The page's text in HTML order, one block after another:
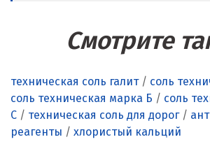
Смотрите
техническая соль галит/ соль
соль техническая марка Б / соль
С / техническая соль для дорог/
реагенты / хлористый кальций